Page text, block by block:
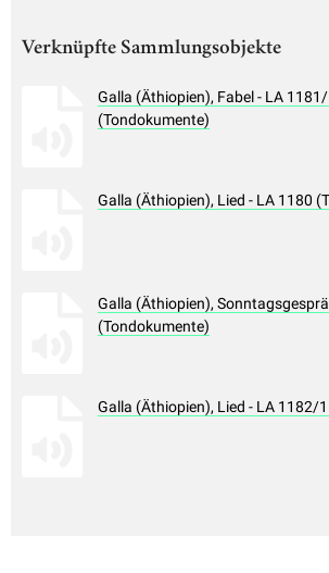
Verknüpfte Sammlungsobjekte
Galla (Äthiopien), Fabel - LA 1181/
(Tondokumente)
Galla (Äthiopien), Lied - LA 1180
Galla (Äthiopien),
(Tondokumente)
Galla (Äthiopien), Lied - LA 1182/